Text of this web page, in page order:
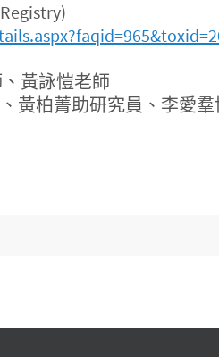
黃詠愷老師
黃柏菁助研究員、李愛